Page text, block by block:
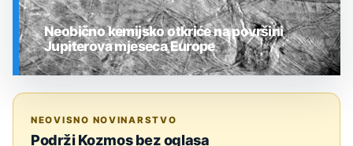
Neobično kemijsko otkriće na površini
Jupiterova mjeseca Europe
NEOVISNO NOVINARSTVO
Podrži Kozmos bez oglasa